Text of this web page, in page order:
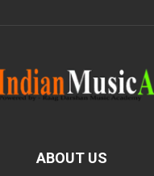
ABOUT US